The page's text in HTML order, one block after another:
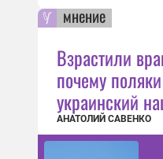
мнение
Взрастили
почему
украинский
АНАТОЛИЙ САВЕНКО